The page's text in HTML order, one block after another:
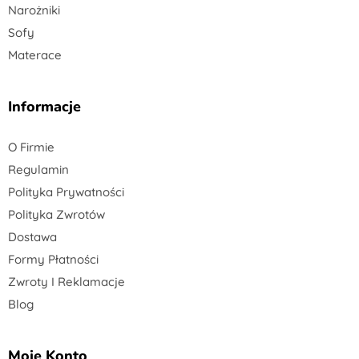
Narożniki
Sofy
Materace
Informacje
O Firmie
Regulamin
Polityka Prywatności
Polityka Zwrotów
Dostawa
Formy Płatności
Zwroty I Reklamacje
Blog